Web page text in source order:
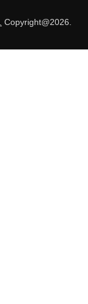
Copyright@2026.